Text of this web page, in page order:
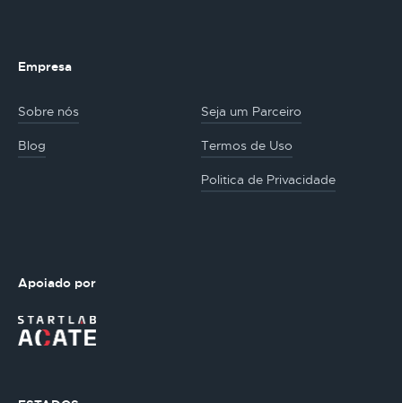
Empresa
Sobre nós Seja um Parceiro
Blog Termos de Uso
Politica de Privacidade
Apoiado por